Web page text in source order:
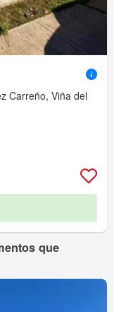
Carreño, Viña del
que